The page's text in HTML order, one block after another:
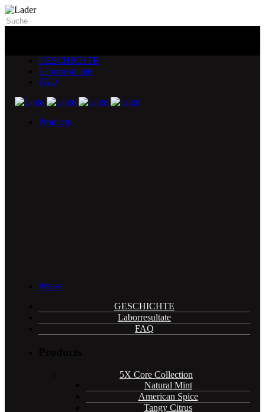
GESCHICHTE
Laborresultate
FAQ
Products
Presse
GESCHICHTE
Laborresultate
FAQ
5X Core Collection
Natural Mint
American Spice
Tangy Citrus